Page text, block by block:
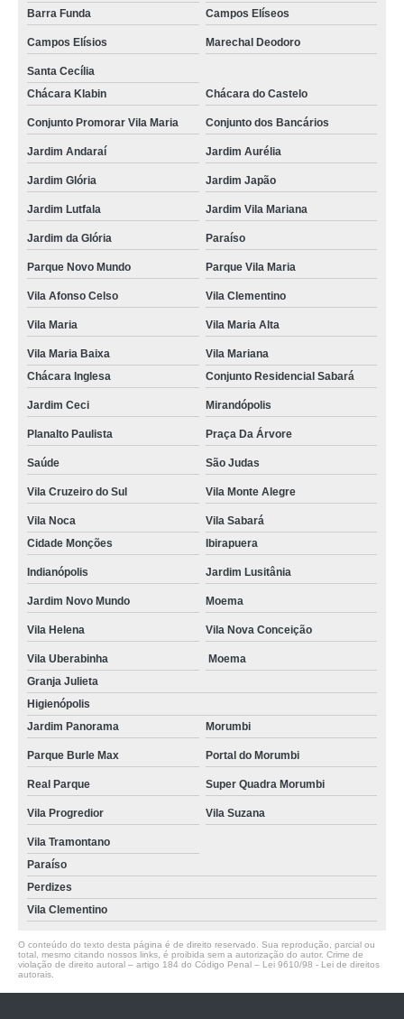
Barra Funda
Campos Elíseos
Campos Elísios Marechal Deodoro
Santa Cecília
Chácara Klabin
Chácara do Castelo
Conjunto Promorar Vila Maria Conjunto dos Bancários
Jardim Andaraí Jardim Aurélia
Jardim Glória Jardim Japão
Jardim Lutfala Jardim Vila Mariana
Jardim da Glória Paraíso
Parque Novo Mundo Parque Vila Maria
Vila Afonso Celso Vila Clementino
Vila Maria Vila Maria Alta
Vila Maria Baixa
Vila Mariana
Chácara Inglesa
Conjunto Residencial Sabará
Jardim Ceci Mirandópolis
Planalto Paulista Praça Da Árvore
Saúde São Judas
Vila Cruzeiro do Sul Vila Monte Alegre
Vila Noca
Vila Sabará
Cidade Monções
Ibirapuera
Indianópolis Jardim Lusitânia
Jardim Novo Mundo Moema
Vila Helena Vila Nova Conceição
Vila Uberabinha
Moema
Granja Julieta
Higienópolis
Jardim Panorama
Morumbi
Parque Burle Max Portal do Morumbi
Real Parque Super Quadra Morumbi
Vila Progredior Vila Suzana
Vila Tramontano
Paraíso
Perdizes
Vila Clementino
O conteúdo do texto desta página é de direito reservado. Sua reprodução, parcial ou
total, mesmo citando nossos links, é proibida sem a autorização do autor. Crime de
violação de direito autoral – artigo 184 do Código Penal – Lei 9610/98 - Lei de direitos
autorais